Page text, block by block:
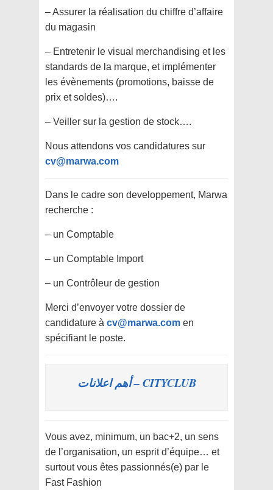
– Assurer la réalisation du chiffre d’affaire
du magasin
– Entretenir le visual merchandising et les
standards de la marque, et implémenter
les évènements (promotions, baisse de
prix et soldes)….
– Veiller sur la gestion de stock….
Nous attendons vos candidatures sur
cv@marwa.com
Dans le cadre son developpement, Marwa
recherche :
– un Comptable
– un Comptable Import
– un Contrôleur de gestion
Merci d’envoyer votre dossier de
candidature à cv@marwa.com en
spécifiant le poste.
CITYCLUB – أهم اعلانات
Vous avez, minimum, un bac+2, un sens
de l’organisation, un esprit d’équipe… et
surtout vous êtes passionnés(e) par le
Fast Fashion